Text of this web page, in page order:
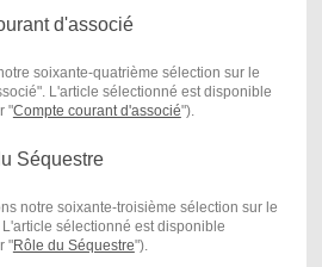
d'associé
soixante-quatrième sélection sur le
L'article sélectionné est disponible
"Compte courant d'associé") .
Séquestre
notre soixante-troisième sélection sur le
sélectionné est disponible
"Rôle du Séquestre") .